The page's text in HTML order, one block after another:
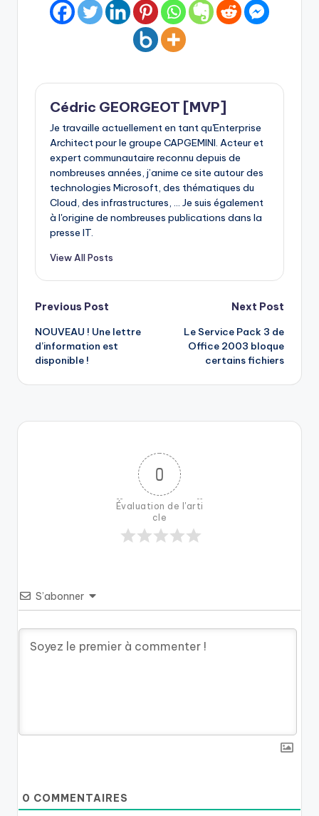
Cédric GEORGEOT [MVP]
Je travaille actuellement en tant qu'Enterprise
Architect pour le groupe CAPGEMINI. Acteur et
expert communautaire reconnu depuis de
nombreuses années, j’anime ce site autour des
technologies Microsoft, des thématiques du
Cloud, des infrastructures, ... Je suis également
à l'origine de nombreuses publications dans la
presse IT.
View All Posts
Post
navigation
Previous Post
NOUVEAU ! Une lettre
d’information est
disponible !
Next Post
Le Service Pack 3 de
Office 2003 bloque
certains fichiers
0
Évaluation de l'arti
cle
S’abonner
0 COMMENTAIRES